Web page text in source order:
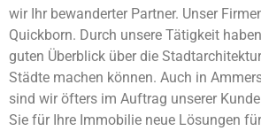
wir Ihr bewanderter Partner. Unser
Quickborn. Durch unsere Tätigkeit
guten Überblick über die
Städte machen können. Auch in
sind wir öfters im Auftrag unserer
Sie für Ihre Immobilie neue Lösungen